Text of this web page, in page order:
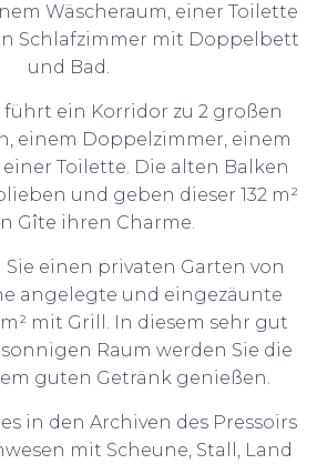
Wäscheraum, einer Toilette
Schlafzimmer mit Doppelbett
und Bad.
führt ein Korridor zu 2 großen
einem Doppelzimmer, einem
Toilette. Die alten Balken
und geben dieser 132 m²
Gîte ihren Charme.
einen privaten Garten von
angelegte und eingezäunte
m² mit Grill. In diesem sehr gut
Raum werden Sie die
guten Getränk genießen.
in den Archiven des Pressoirs
mit Scheune, Stall, Land